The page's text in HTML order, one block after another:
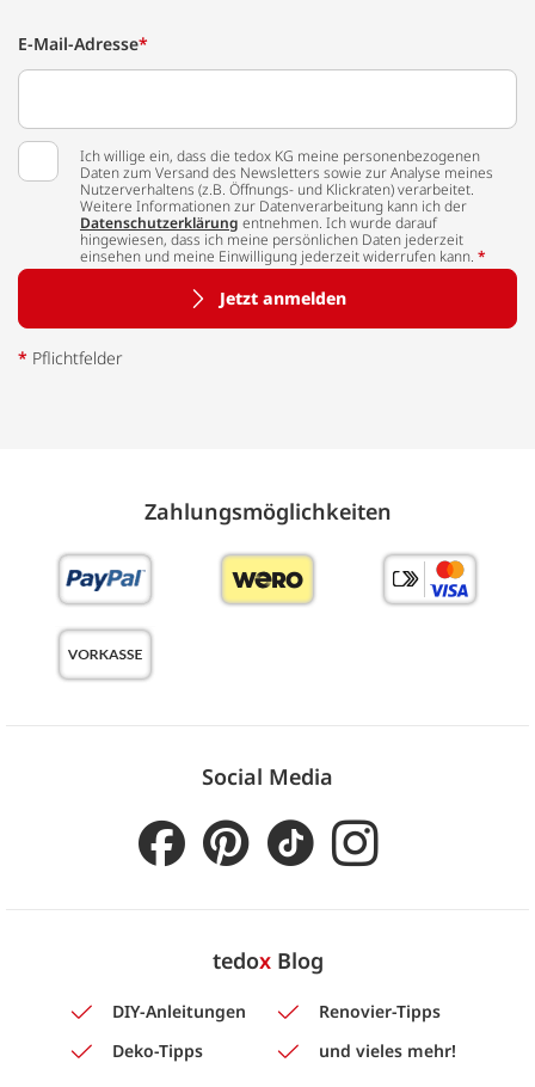
E-Mail-Adresse*
Ich willige ein, dass die tedox KG meine personenbezogenen
Daten zum Versand des Newsletters sowie zur Analyse meines
Nutzerverhaltens (z.B. Öffnungs- und Klickraten) verarbeitet.
Weitere Informationen zur Datenverarbeitung kann ich der
Datenschutzerklärung entnehmen. Ich wurde darauf
hingewiesen, dass ich meine persönlichen Daten jederzeit
einsehen und meine Einwilligung jederzeit widerrufen kann. *
Jetzt anmelden
* Pflichtfelder
Zahlungs­möglich­keiten
Social Media
tedoxBlog
DIY-Anleitungen
Renovier-Tipps
Deko-Tipps
und vieles mehr!